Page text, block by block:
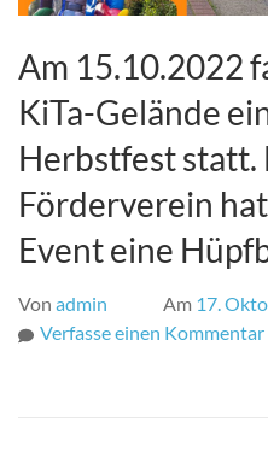
Am 15.10.2022
KiTa-Gelände
Herbstfest statt.
Förderverein
Event eine
Von admin Am 17.
Verfasse einen Kommentar